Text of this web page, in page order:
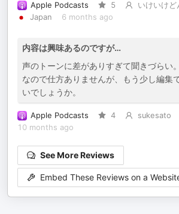
Apple Podcasts 5
いけいけど
Japan
6 months ago
内容は興味あるのですが…
声のトーンに差がありすぎて聞きづらい
なので仕方ありませんが、もう少し編集
いでしょうか。
Apple Podcasts 4 sukesato
10 months ago
See More Reviews
Embed These Reviews on a